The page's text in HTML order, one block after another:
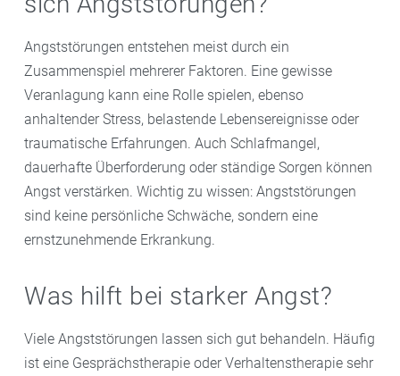
Angststörungen entstehen meist durch ein
Zusammenspiel mehrerer Faktoren. Eine gewisse
Veranlagung kann eine Rolle spielen, ebenso
anhaltender Stress, belastende Lebensereignisse oder
traumatische Erfahrungen. Auch Schlafmangel,
dauerhafte Überforderung oder ständige Sorgen können
Angst verstärken. Wichtig zu wissen: Angststörungen
sind keine persönliche Schwäche, sondern eine
ernstzunehmende Erkrankung.
Was hilft bei starker Angst?
Viele Angststörungen lassen sich gut behandeln. Häufig
ist eine Gesprächstherapie oder Verhaltenstherapie sehr